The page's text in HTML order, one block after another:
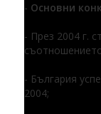
- Основни
- През 2004 г.
- България
2004;